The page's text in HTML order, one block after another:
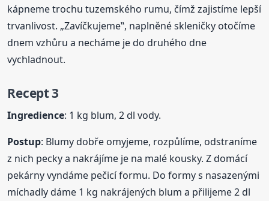
kápneme trochu tuzemského rumu, čímž zajistíme lepší
trvanlivost. „Zavíčkujeme‟, naplněné skleničky otočíme
dnem vzhůru a necháme je do druhého dne
vychladnout.
Recept 3
Ingredience: 1 kg blum, 2 dl vody.
Postup: Blumy dobře omyjeme, rozpůlíme, odstraníme
z nich pecky a nakrájíme je na malé kousky. Z domácí
pekárny vyndáme pečicí formu. Do formy s nasazenými
míchadly dáme 1 kg nakrájených blum a přilijeme 2 dl